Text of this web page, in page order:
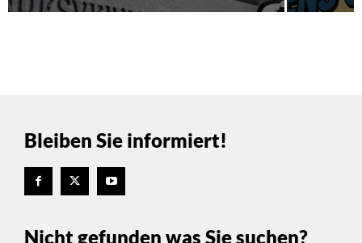
Bleiben Sie informiert!
Nicht gefunden was Sie suchen?